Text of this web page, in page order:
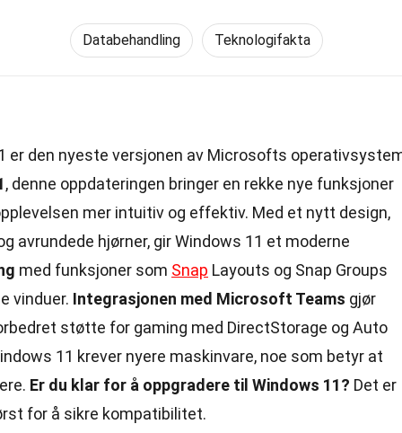
Databehandling Teknologifakta
er den nyeste versjonen av Microsofts
, denne oppdateringen bringer en rekke nye funksjoner
mer intuitiv og effektiv. Med et nytt design,
avrundede hjørner, gir Windows 11 et moderne
med funksjoner som Snap Layouts og Snap Groups
vinduer. Integrasjonen med Microsoft Teams gjør
støtte for gaming med DirectStorage og Auto
11 krever nyere maskinvare, noe som betyr at
Er du klar for å oppgradere til Windows 11? Det er
for å sikre kompatibilitet.